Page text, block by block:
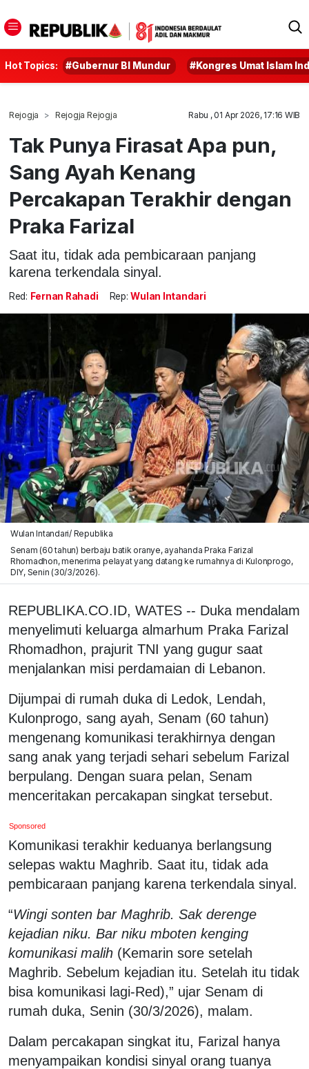
Hot Topics: #Gubernur BI Mundur #Kongres Umat Islam
Rejogja Rejogja Rejogja Rabu , 01 Apr 2026, 17:16 WIB
Tak Punya Firasat Apa pun,
Sang Ayah Kenang
Percakapan Terakhir dengan
Praka Farizal
Saat itu, tidak ada pembicaraan panjang
karena terkendala sinyal.
Red: Fernan Rahadi Rep: Wulan Intandari
Wulan Intandari/ Republika
Senam (60 tahun) berbaju batik oranye, ayahanda Praka Farizal
Rhomadhon, menerima pelayat yang datang ke rumahnya di Kulonprogo,
DIY, Senin (30/3/2026).
REPUBLIKA.CO.ID, WATES -- Duka mendalam
menyelimuti keluarga almarhum Praka Farizal
Rhomadhon, prajurit TNI yang gugur saat
menjalankan misi perdamaian di Lebanon.
Dijumpai di rumah duka di Ledok, Lendah,
Kulonprogo, sang ayah, Senam (60 tahun)
mengenang komunikasi terakhirnya dengan
sang anak yang terjadi sehari sebelum Farizal
berpulang. Dengan suara pelan, Senam
menceritakan percakapan singkat tersebut.
Sponsored
Komunikasi terakhir keduanya berlangsung
selepas waktu Maghrib. Saat itu, tidak ada
pembicaraan panjang karena terkendala sinyal.
“Wingi sonten bar Maghrib. Sak derenge
kejadian niku. Bar niku mboten kenging
komunikasi malih (Kemarin sore setelah
Maghrib. Sebelum kejadian itu. Setelah itu tidak
bisa komunikasi lagi-Red),” ujar Senam di
rumah duka, Senin (30/3/2026), malam.
Dalam percakapan singkat itu, Farizal hanya
menyampaikan kondisi sinyal orang tuanya